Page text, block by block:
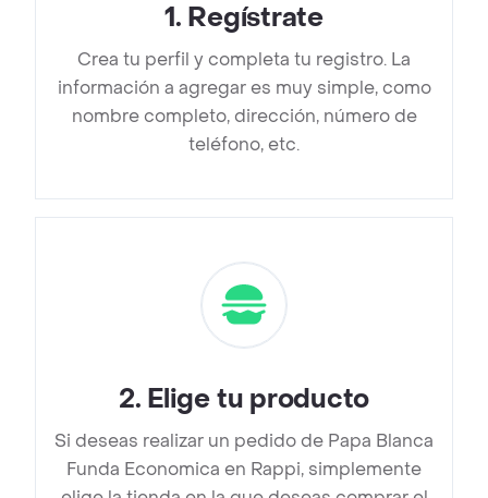
1. Regístrate
Crea tu perfil y completa tu registro. La
información a agregar es muy simple, como
nombre completo, dirección, número de
teléfono, etc.
2. Elige tu producto
Si deseas realizar un pedido de Papa Blanca
Funda Economica en Rappi, simplemente